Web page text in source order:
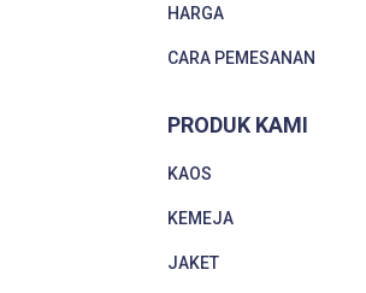
HARGA
CARA PEMESANAN
PRODUK KAMI
KAOS
KEMEJA
JAKET